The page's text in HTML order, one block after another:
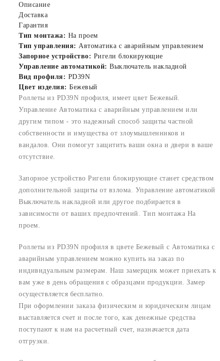
Описание
Доставка
Гарантия
Тип монтажа: На проем
Тип управления: Автоматика с аварийным управлением
Запорное устройство: Ригели блокирующие
Управление автоматикой: Выключатель накладной
Вид профиля: PD39N
Цвет изделия: Бежевый
Роллеты из PD39N профиля, имеет цвет Бежевый.
Управление Автоматика с аварийным управлением или
другим типом - это надежный способ защиты частной
собственности и имущества от злоумышленников и
вандалов. Они помогут защитить ваши окна и двери в ваше
отсутствие.
Запорное устройство Ригели блокирующие станет средством
дополнительной защиты от взлома. Управление автоматикой
Выключатель накладной или другое подбирается в
зависимости от ваших предпочтений. Тип монтажа На
проем.
Роллеты из PD39N профиля в цвете Бежевый с Автоматика с
аварийным управлением можно купить на заказ по
индивидуальным размерам. Наш замерщик может приехать к
вам уже в день обращения с образцами продукции. Замер
осуществляется бесплатно.
При оформлении заказа физическим и юридическим лицам
выставляется счет и после того, как денежные средства
поступают к нам на расчетный счет, назначается дата
отгрузки.